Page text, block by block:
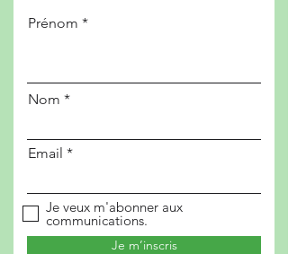
Prénom
Nom
Email
Je veux m'abonner aux
communications.
Je m’inscris